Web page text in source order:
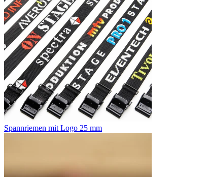
Spannriemen mit Logo 25 mm